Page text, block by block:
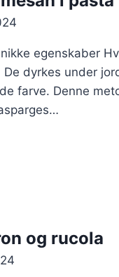
egenskaber
dyrkes under
farve. Denne
og rucola